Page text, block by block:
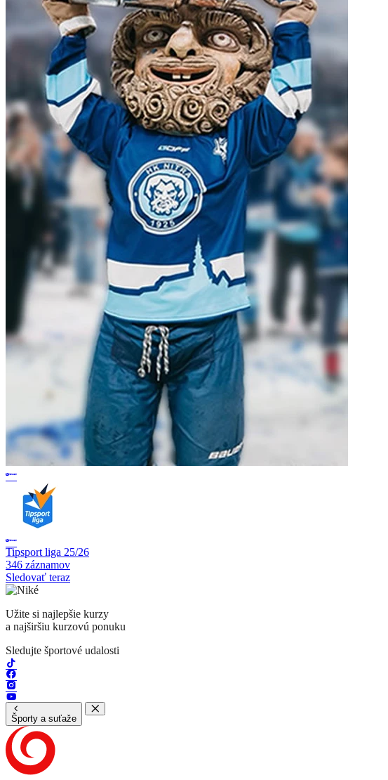
Tipsport liga 25/26
346 záznamov
Sledovať teraz
Užite si najlepšie kurzy
a najširšiu kurzovú ponuku
Sledujte športové udalosti
Športy a suťaže